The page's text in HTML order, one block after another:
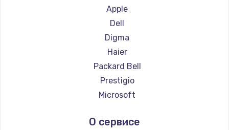
Ремонт ноутбуков Thunderobot
Ремонт ноутбуков Hasee
Ремонт ноутбуков ZTE
Ремонт ноутбуков Hiper
Ремонт ноутбуков Evga
Ремонт ноутбуков Google
Ремонт ноутбуков Echips
Ремонт ноутбуков Predator
Apple
Dell
Digma
Haier
Packard Bell
Prestigio
Microsoft
Aquarius
О сервисе